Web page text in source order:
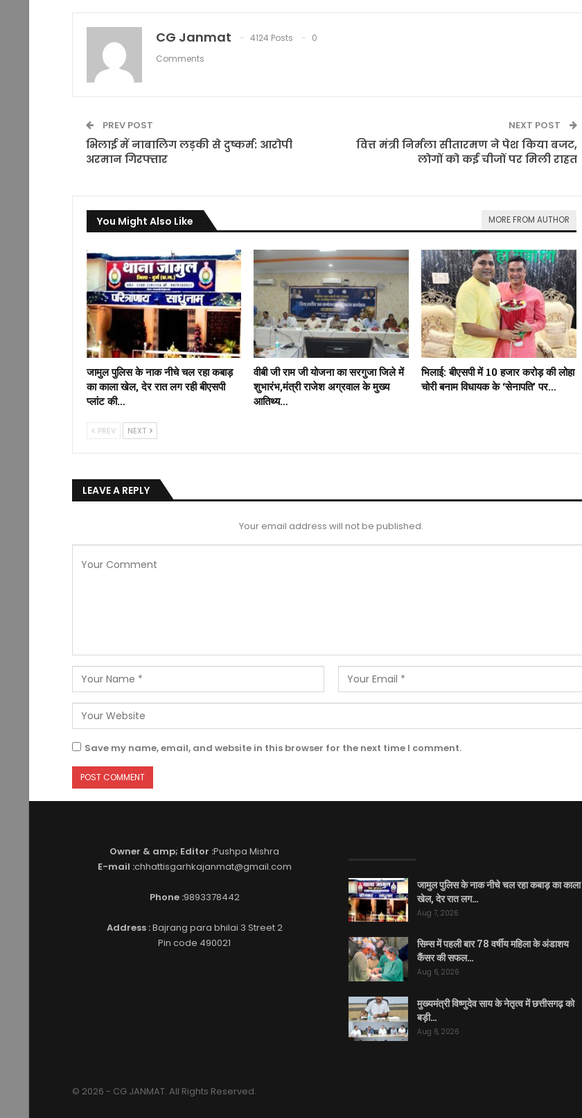
CG Janmat 4124 Posts
0
Comments
PREV POST
भिलाई में नाबालिग लड़की से दुष्कर्म: आरोपी
अरमान गिरफ्तार
NEXT POST
वित्त मंत्री निर्मला सीतारमण ने पेश किया बजट,
लोगों को कई चीजों पर मिली राहत
You Might Also Like MORE FROM AUTHOR
जामुल पुलिस के नाक नीचे चल रहा कबाड़
का काला खेल, देर रात लग रही बीएसपी
प्लांट की…
वीबी जी राम जी योजना का सरगुजा जिले में
शुभारंभ,मंत्री राजेश अग्रवाल के मुख्य
आतिथ्य…
भिलाई: बीएसपी में 10 हजार करोड़ की लोहा
चोरी बनाम विधायक के ‘सेनापति’ पर…
PREV NEXT
LEAVE A REPLY
Your email address will not be published.
Save my name, email, and website in this browser for the next time I comment.
Owner & amp; Editor :Pushpa Mishra
E-mail :chhattisgarhkajanmat@gmail.com
Phone :9893378442
Address :Bajrang para bhilai 3 Street 2
Pin code 490021
जामुल पुलिस के नाक नीचे चल रहा कबाड़ का काला
खेल, देर रात लग…
Aug 7, 2026
सिम्स में पहली बार 78 वर्षीय महिला के अंडाशय
कैंसर की सफल…
Aug 6, 2026
मुख्यमंत्री विष्णुदेव साय के नेतृत्व में छत्तीसगढ़ को
बड़ी…
Aug 6, 2026
© 2026 - CG JANMAT. All Rights Reserved.